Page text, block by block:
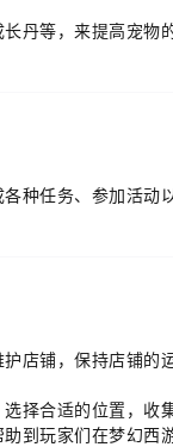
丹等，来提高宠物
种任务、参加活动
店铺，保持店铺的
择合适的位置，收
到玩家们在梦幻西